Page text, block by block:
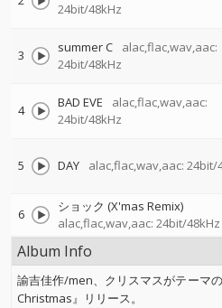
24bit/48kHz
3 summer C
alac,flac,wav,aac:
24bit/48kHz
4 BAD EVE
alac,flac,wav,aac:
24bit/48kHz
5 DAY alac,flac,wav,aac: 24bit/
6
ショック (X'mas Remix)
alac,flac,wav,aac: 24bit/48kHz
Album Info
諭吉佳作/men、クリスマスがテーマ
Christmas』リリース。